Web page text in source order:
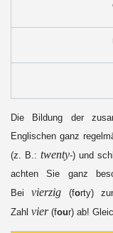
Die Bildung der
Englischen ganz
(z. B.: twenty-) und
achten Sie ganz
Beivierzig (forty)
Zahl vier(four) ab!